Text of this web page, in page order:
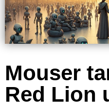
Mouser
Red Lion